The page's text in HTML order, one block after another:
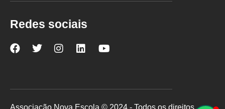
Redes sociais
Nova
Facebook
Nova
Twitter
Nova
Instagram
Nova
LinkedInYouTube